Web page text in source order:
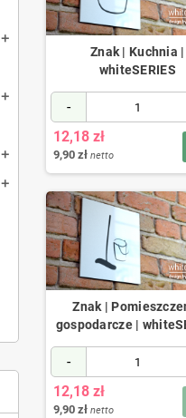
Znak | Kuchnia |
whiteSERIES
-
12,18 zł
9,90 zł netto
Znak |
gospodarcze |
-
12,18 zł
9,90 zł netto